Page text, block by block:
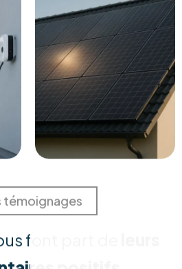
Nous réalisons une
consommation et de
la solution la plus rentable
qualifiées assurent une pose
aux normes de sécurité
une intégration esthétique et